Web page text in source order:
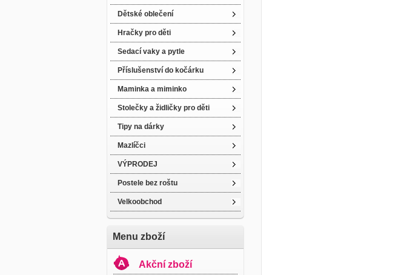
Dětské oblečení
Hračky pro děti
Sedací vaky a pytle
Příslušenství do kočárku
Maminka a miminko
Stolečky a židličky pro děti
Tipy na dárky
Mazlíčci
VÝPRODEJ
Postele bez roštu
Velkoobchod
Menu zboží
Akční zboží